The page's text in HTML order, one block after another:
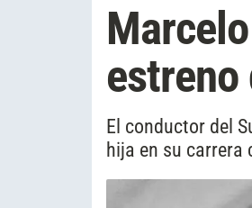
estreno
El conductor del
hija en su carrera